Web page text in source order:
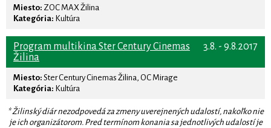
Miesto: ZOC MAX Žilina
Kategória: Kultúra
3.8. - 9.8.2017
Program multikina Ster Century Cinemas
Žilina
Miesto: Ster Century Cinemas Žilina, OC Mirage
Kategória: Kultúra
* Žilinský diár nezodpovedá za zmeny uverejnených udalostí, nakoľko nie
je ich organizátorom. Pred termínom konania sa jednotlivých udalostí je